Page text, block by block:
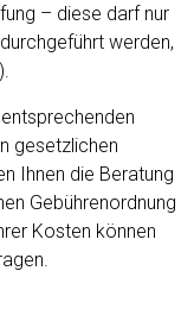
– diese darf nur
werden,
gesetzlichen
Ihnen die Beratung
Gebührenordnung
Kosten können